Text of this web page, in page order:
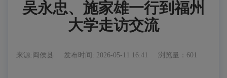
吴永忠、施家雄一行到福州
大学走访交流
来源:闽侯县 发布时间: 2026-05-11 16:41 浏览量：601